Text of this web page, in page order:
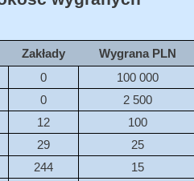
Zakłady
Wygrana PLN
0
100 000
0
2 500
12
100
29
25
244
15